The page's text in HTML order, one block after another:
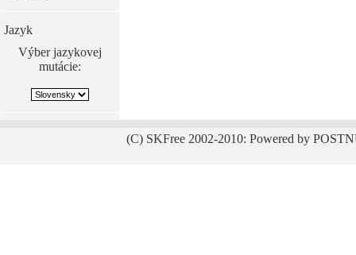
Jazyk
Výber jazykovej
mutácie:
(C) SKFree 2002-2010: Powered by